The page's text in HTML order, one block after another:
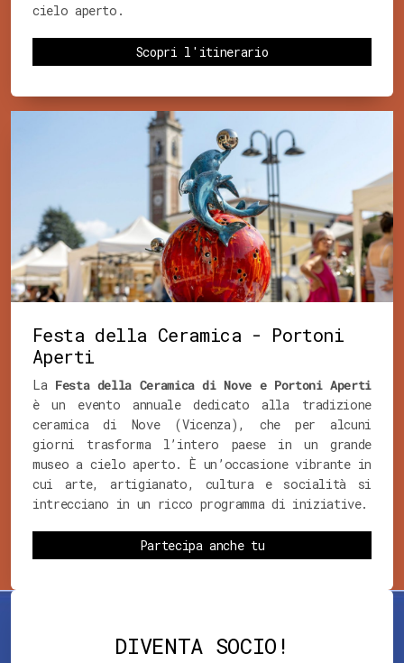
cielo aperto.
Scopri l'itinerario
Festa della Ceramica - Portoni
Aperti
La Festa della Ceramica di Nove e Portoni Aperti
è un evento annuale dedicato alla tradizione
ceramica di Nove (Vicenza), che per alcuni
giorni trasforma l’intero paese in un grande
museo a cielo aperto. È un’occasione vibrante in
cui arte, artigianato, cultura e socialità si
intrecciano in un ricco programma di iniziative.
Partecipa anche tu
DIVENTA SOCIO!